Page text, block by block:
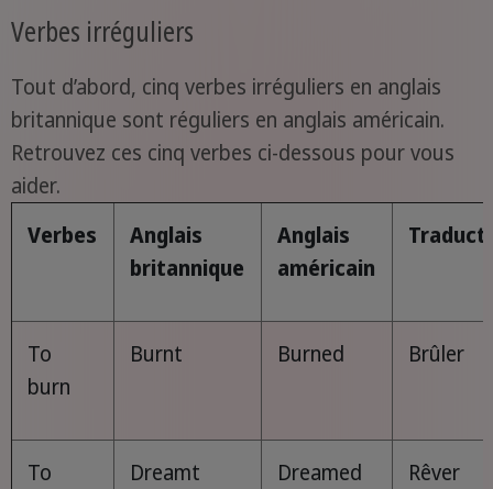
Verbes irréguliers
Tout d’abord, cinq verbes irréguliers en anglais
britannique sont réguliers en anglais américain.
Retrouvez ces cinq verbes ci-dessous pour vous
aider.
Verbes
Anglais
britannique
Anglais
américain
To
burn
Burnt Burned Brûler
To
Dreamt Dreamed Rêver